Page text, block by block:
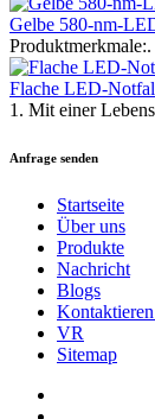
Gelbe 580-nm-
Flache LED-
1. Mit einer
Anfrage senden
Startseite
Über uns
Produkte
Nachricht
Blogs
VR
Sitemap